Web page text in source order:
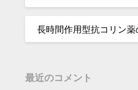
長時間作用型抗コリン薬
最近のコメント